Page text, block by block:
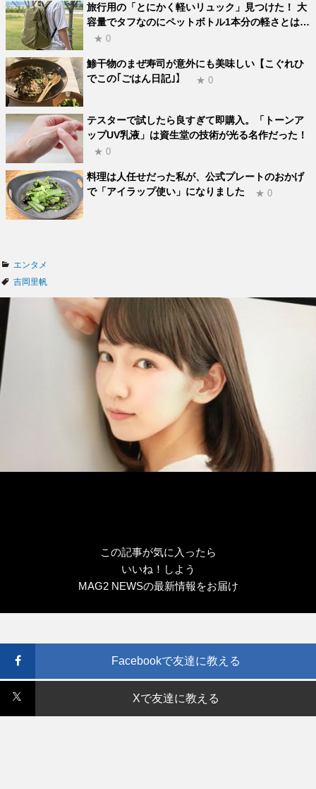
旅行用の「とにかく軽いリュック」見つけた！ 大
容量でタフなのにペットボトル1本分の軽さとは…
★ 0
鯵干物のまぜ寿司が意外にも美味しい【こぐれひ
でこの｢ごはん日記｣】
★ 0
テスターで試したら良すぎて即購入。「トーンア
ップUV乳液」は資生堂の技術が光る名作だった！
★ 0
料理は人任せだった私が、公式プレートのおかげ
で「アイラップ使い」になりました
★ 0
カ
テ
エンタメ
タ
吉岡里帆
この記事が気に入ったら
いいね！しよう
MAG2 NEWSの最新情報をお届け
Facebookで友達に教える
Xで友達に教える